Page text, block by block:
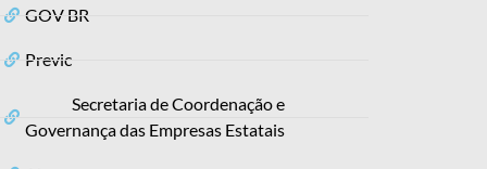
GOV BR
Previc
Secretaria de Coordenação e
Governança das Empresas Estatais